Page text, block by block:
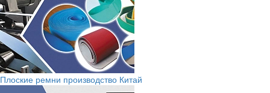
Плоские ремни производство Китай